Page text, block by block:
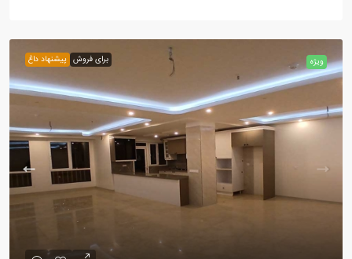
ویژه برای فروش پیشنهاد داغ